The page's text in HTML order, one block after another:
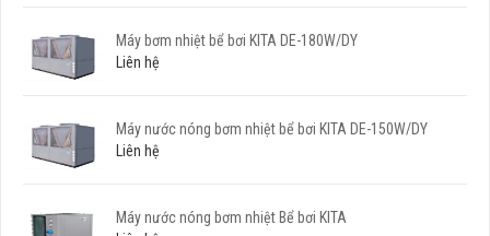
Máy bơm nhiệt bể bơi KITA DE-180W/DY
Liên hệ
Máy nước nóng bơm nhiệt bể bơi KITA DE-150W/DY
Liên hệ
Máy nước nóng bơm nhiệt Bể bơi KITA